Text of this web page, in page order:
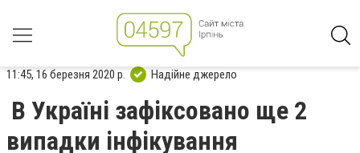
11:45, 16 березня 2020 р. Надійне джерело
В Україні зафіксовано ще 2
випадки інфікування